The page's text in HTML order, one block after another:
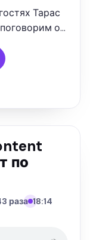
Тарас
о
в новом
Это …
по
раза 18:14